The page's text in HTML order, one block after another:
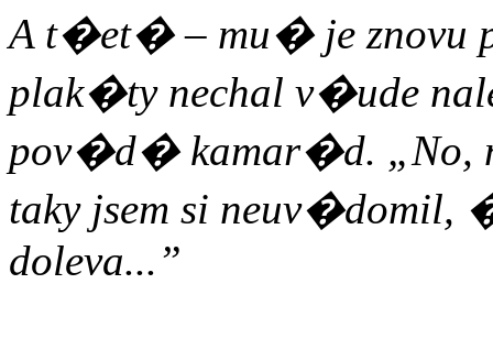
A t�et� – mu� je znovu
plak�ty nechal v�ude
pov�d� kamar�d. „No,
taky jsem si
doleva...”